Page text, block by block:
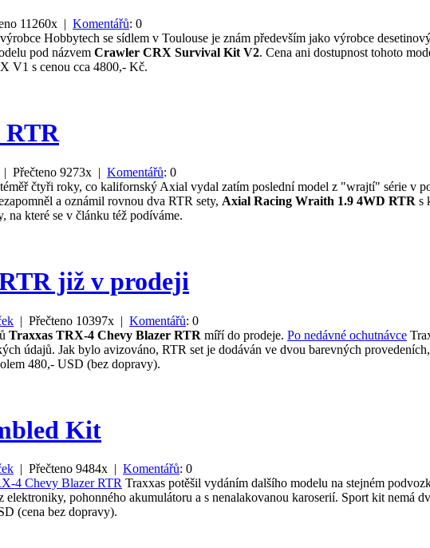
11260x | Komentářů: 0
Hobbytech se sídlem v Toulouse je znám především jako výrobce
pod názvem Crawler CRX Survival Kit V2. Cena ani dostupnost tohoto
V1 s cenou cca 4800,- Kč.
RTR
| Přečteno 9273x | Komentářů: 0
čtyři roky, co kalifornský Axial vydal zatím poslední model z "wrajtí" série v
a oznámil rovnou dva RTR sety, Axial Racing Wraith 1.9 4WD RTR s
na které se v článku též podíváme.
již v prodeji
| Přečteno 10397x | Komentářů: 0
Traxxas TRX-4 Chevy Blazer RTR míří do prodeje. Po nedávné ochutnávce
údajů. Jak bylo avizováno, RTR set je dodáván ve dvou barevných
480,- USD (bez dopravy).
Kit
| Přečteno 9484x | Komentářů: 0
4 Chevy Blazer RTR Traxxas potěšil vydáním dalšího modelu na stejném
elektroniky, pohonného akumulátoru a s nenalakovanou karoserií. Sport kit nemá
(cena bez dopravy).